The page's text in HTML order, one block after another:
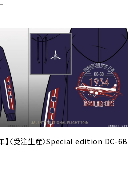
】〈受注生産〉Special edition DC-6B